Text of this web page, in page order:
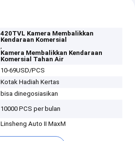
420TVL Kamera Membalikkan
Kendaraan Komersial
,
Kamera Membalikkan Kendaraan
Komersial Tahan Air
10-69USD/PCS
Kotak Hadiah Kertas
bisa dinegosiasikan
10000 PCS per bulan
Linsheng Auto II MaxM